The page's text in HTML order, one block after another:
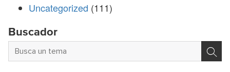
Uncategorized (111)
Buscador